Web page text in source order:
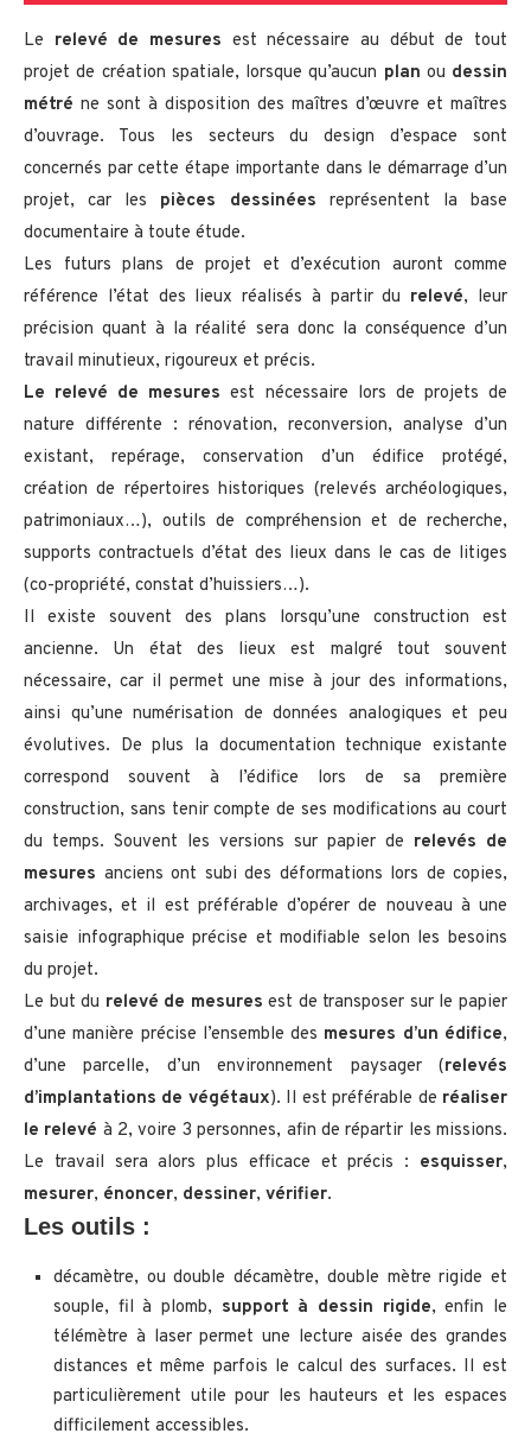
Le relevé de mesures est nécessaire au début de tout
projet de création spatiale, lorsque qu’aucun plan ou dessin
métré ne sont à disposition des maîtres d’œuvre et maîtres
d’ouvrage. Tous les secteurs du design d’espace sont
concernés par cette étape importante dans le démarrage d’un
projet, car les pièces dessinées représentent la base
documentaire à toute étude.
Les futurs plans de projet et d’exécution auront comme
référence l’état des lieux réalisés à partir du relevé, leur
précision quant à la réalité sera donc la conséquence d’un
travail minutieux, rigoureux et précis.
Le relevé de mesures est nécessaire lors de projets de
nature différente : rénovation, reconversion, analyse d’un
existant, repérage, conservation d’un édifice protégé,
création de répertoires historiques (relevés archéologiques,
patrimoniaux…), outils de compréhension et de recherche,
supports contractuels d’état des lieux dans le cas de litiges
(co-propriété, constat d’huissiers…).
Il existe souvent des plans lorsqu’une construction est
ancienne. Un état des lieux est malgré tout souvent
nécessaire, car il permet une mise à jour des informations,
ainsi qu’une numérisation de données analogiques et peu
évolutives. De plus la documentation technique existante
correspond souvent à l’édifice lors de sa première
construction, sans tenir compte de ses modifications au court
du temps. Souvent les versions sur papier de relevés de
mesures anciens ont subi des déformations lors de copies,
archivages, et il est préférable d’opérer de nouveau à une
saisie infographique précise et modifiable selon les besoins
du projet.
Le but du relevé de mesures est de transposer sur le papier
d’une manière précise l’ensemble des mesures d’un édifice,
d’une parcelle, d’un environnement paysager (relevés
d’implantations de végétaux). Il est préférable de réaliser
le relevé à 2, voire 3 personnes, afin de répartir les missions.
Le travail sera alors plus efficace et précis : esquisser,
mesurer, énoncer, dessiner, vérifier.
Les outils :
décamètre, ou double décamètre, double mètre rigide et
souple, fil à plomb, support à dessin rigide, enfin le
télémètre à laser permet une lecture aisée des grandes
distances et même parfois le calcul des surfaces. Il est
particulièrement utile pour les hauteurs et les espaces
difficilement accessibles.